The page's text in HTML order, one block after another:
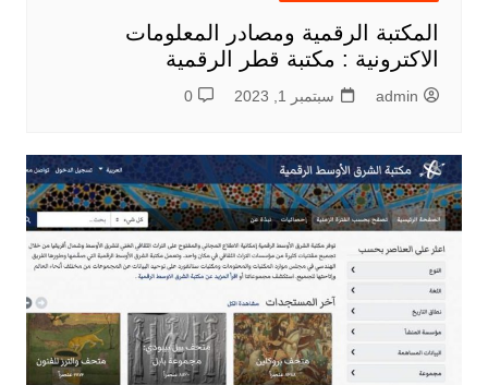
المكتبة الرقمية ومصادر المعلومات
الاكترونية : مكتبة قطر الرقمية
admin سبتمبر 1, 2023 0